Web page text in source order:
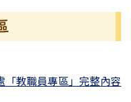
「教職員專區」完整內容